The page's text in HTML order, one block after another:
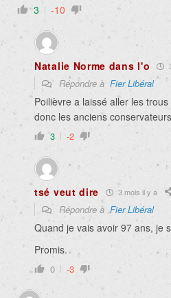
3 -10
Natalie Norme dans l'o
Répondre à Fier Libéral
Poilièvre a laissé aller les
donc les anciens
3 -2
tsé veut dire 3 mois il y a
Répondre àFier Libéral
Quand je vais avoir 97 ans, je
Promis.
0 -3